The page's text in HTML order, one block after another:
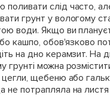
слід часто,
грунт у вологому
води. Якщо ви
кашпо, обов'язково
на дно керамзит. На
грунті можна
цегли, щебеню або
потрапляла на листя